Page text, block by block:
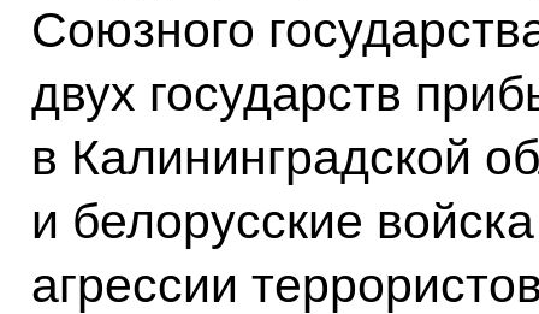
Союзного
двух государств
в Калининградской
и белорусские
агрессии